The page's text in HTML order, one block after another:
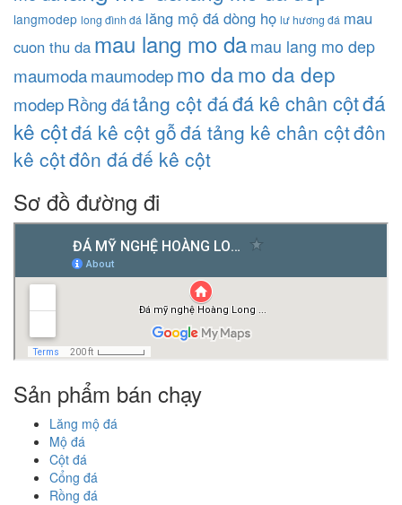
langmodep long đình đá lăng mộ đá dòng họ lư hương đá mau
cuon thu da mau lang mo damau lang mo dep
maumodamaumodepmo damo da dep
modepRồng đátảng cột đáđá kê chân cộtđá
kê cộtđá kê cột gỗđá tảng kê chân cộtđôn
kê cộtđôn đáđế kê cột
Sơ đồ đường đi
Sản phẩm bán chạy
Lăng mộ đá
Mộ đá
Cột đá
Cổng đá
Rồng đá